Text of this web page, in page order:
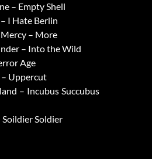
– Empty Shell
I Hate Berlin
– More
– Into the Wild
Age
Uppercut
– Incubus Succubus
Soildier Soldier